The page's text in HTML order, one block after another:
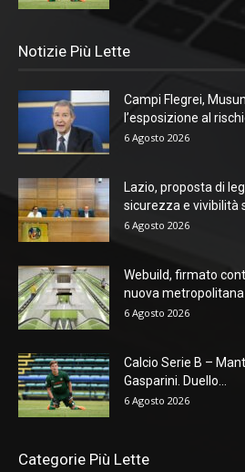
Notizie Più Lette
Campi Flegrei,
l’esposizione al
6 Agosto 2026
Lazio, proposta di
sicurezza e vivibilità
6 Agosto 2026
Webuild, firmato
nuova metropolitana
6 Agosto 2026
Calcio Serie B –
Gasparini. Duello...
6 Agosto 2026
Categorie Più Lette